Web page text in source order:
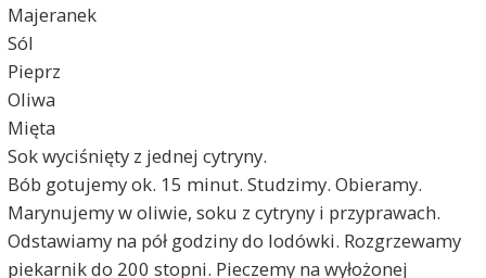
Majeranek
Sól
Pieprz
Oliwa
Mięta
Sok wyciśnięty z jednej cytryny.
Bób gotujemy ok. 15 minut. Studzimy. Obieramy.
Marynujemy w oliwie, soku z cytryny i przyprawach.
Odstawiamy na pół godziny do lodówki. Rozgrzewamy
piekarnik do 200 stopni. Pieczemy na wyłożonej